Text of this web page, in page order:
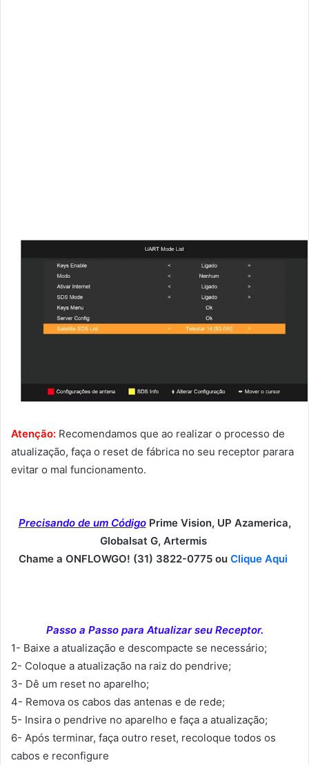
Atenção: Recomendamos que ao realizar o processo de
atualização, faça o reset de fábrica no seu receptor parara
evitar o mal funcionamento.
Precisando de um Código Prime Vision, UP Azamerica,
Globalsat G, Artermis
Chame a ONFLOWGO! (31) 3822-0775 ou Clique Aqui
Passo a Passo para Atualizar seu Receptor.
1- Baixe a atualização e descompacte se necessário;
2- Coloque a atualização na raiz do pendrive;
3- Dê um reset no aparelho;
4- Remova os cabos das antenas e de rede;
5- Insira o pendrive no aparelho e faça a atualização;
6- Após terminar, faça outro reset, recoloque todos os
cabos e reconfigure